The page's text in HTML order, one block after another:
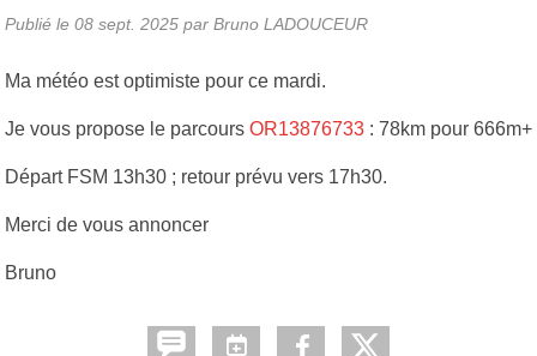
Publié le 08 sept. 2025 par Bruno LADOUCEUR
Ma météo est optimiste pour ce mardi.
Je vous propose le parcours OR13876733 : 78km pour 666m+
Départ FSM 13h30 ; retour prévu vers 17h30.
Merci de vous annoncer
Bruno